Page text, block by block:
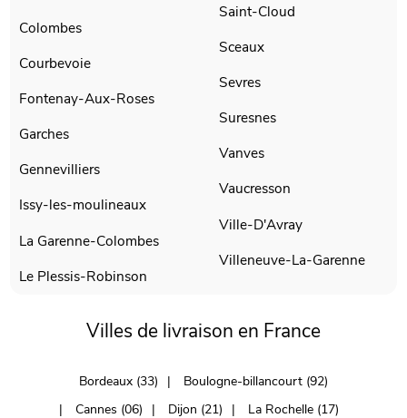
Colombes
Courbevoie
Fontenay-Aux-Roses
Garches
Gennevilliers
Issy-les-moulineaux
La Garenne-Colombes
Le Plessis-Robinson
Saint-Cloud
Sceaux
Sevres
Suresnes
Vanves
Vaucresson
Ville-D'Avray
Villeneuve-La-Garenne
Villes de livraison en France
Bordeaux (33)
Boulogne-billancourt (92)
Cannes (06)
Dijon (21)
La Rochelle (17)